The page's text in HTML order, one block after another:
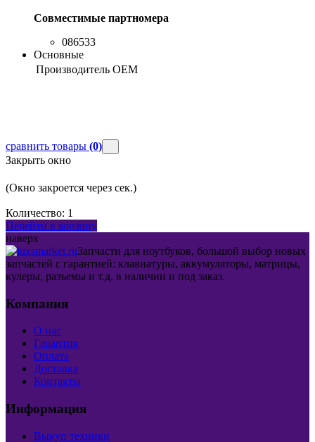
Совместимые партномера
086533
Основные
Производитель OEM
сравнить товары (0)
Закрыть окно
(Окно закроется через сек.)
Количество: 1
Перейти в корзину
наверх
Запчасти для ноутбуков, большой выбор новых
запчастей с гарантией: клавиатуры, аккумуляторы, матрицы,
кулеры, разъемы и т.д. в наличии и под заказ.
Компания
О нас
Гарантия
Оплата
Доставка
Контакты
Информация
Выкуп техники